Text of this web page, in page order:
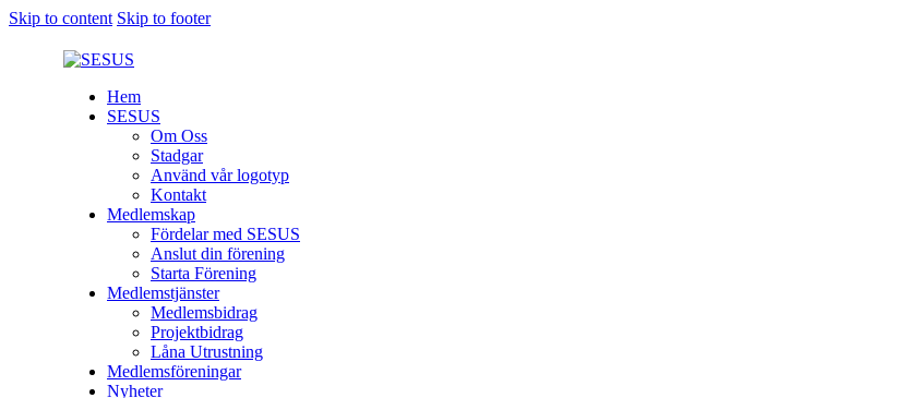
Skip to content Skip to footer
Hem
SESUS
Om Oss
Stadgar
Använd vår logotyp
Kontakt
Medlemskap
Fördelar med SESUS
Anslut din förening
Starta Förening
Medlemstjänster
Medlemsbidrag
Projektbidrag
Låna Utrustning
Medlemsföreningar
Nyheter